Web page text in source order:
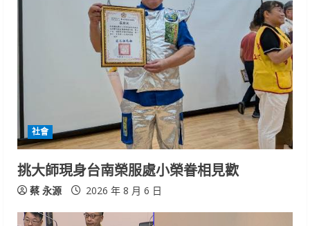
社會
挑大師現身台南榮服處小榮眷相見歡
蔡 永源 2026 年 8 月 6 日